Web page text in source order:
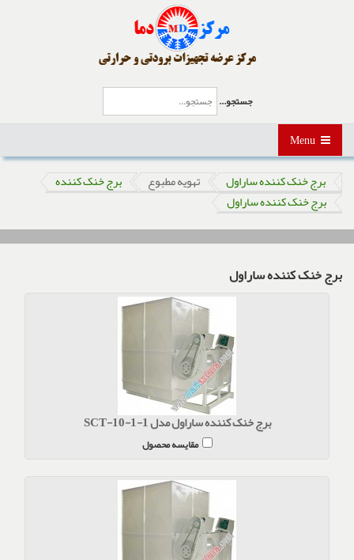
جستجو...
برج خنک کننده ساراول تهویه مطبوع
برج خنک کننده
برج خنک کننده ساراول
برج خنک کننده ساراول
برج خنک کننده ساراول مدل SCT-10-1-1
مقایسه محصول